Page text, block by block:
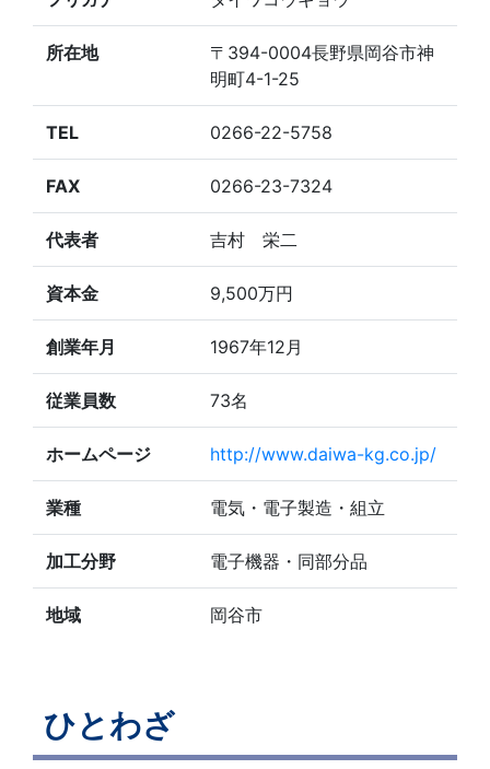
所在地
〒394-0004長野県岡谷市神
明町4-1-25
TEL 0266-22-5758
FAX 0266-23-7324
代表者 吉村 栄二
資本金 9,500万円
創業年月 1967年12月
従業員数 73名
ホームページ http://www.daiwa-kg.co.jp/
業種 電気・電子製造・組立
加工分野 電子機器・同部分品
地域 岡谷市
ひとわざ